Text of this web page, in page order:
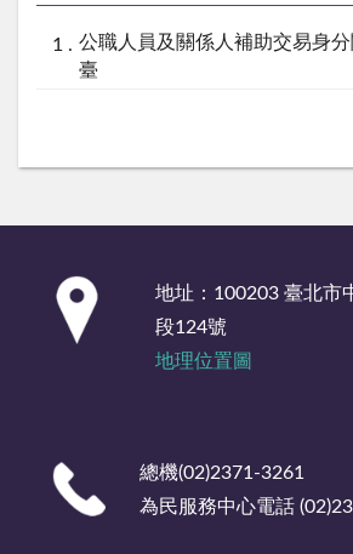
公職人員及關係人補助交易身
臺
地址：100203 臺北市
段124號
地理位置圖
總機(02)2371-3261
為民服務中心電話